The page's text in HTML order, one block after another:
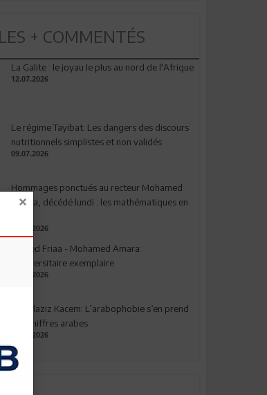
LES + COMMENTÉS
La Galite : le joyau le plus au nord de l'Afrique
12.07.2026
Le régime Tayibat: Les dangers des discours
nutritionnels simplistes et non validés
09.07.2026
Hommages ponctués au recteur Mohamed
Amara, décédé lundi : les mathématiques en
03.08.2026
Ahmed Friaa - Mohamed Amara:
l’Universitaire exemplaire
04.08.2026
Abdelaziz Kacem: L’arabophobie s’en prend
aux chiffres arabes
09.07.2026